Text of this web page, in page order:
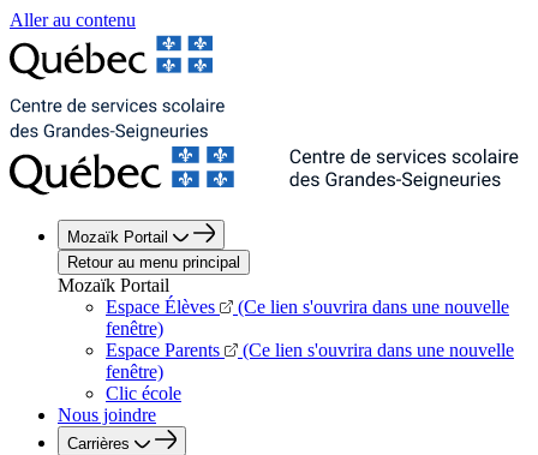
Aller au contenu
Mozaïk Portail
Retour au menu principal
Mozaïk Portail
Espace Élèves
(Ce lien s'ouvrira dans une nouvelle
fenêtre)
Espace Parents
(Ce lien s'ouvrira dans une nouvelle
fenêtre)
Clic école
Nous joindre
Carrières